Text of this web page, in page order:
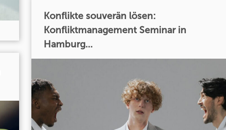
Konflikte souverän lösen:
Konfliktmanagement Seminar in
Hamburg...